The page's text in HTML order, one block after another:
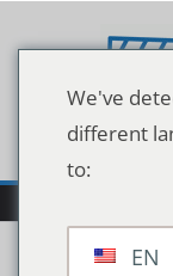
Inhalt
We've
different
to:
EN